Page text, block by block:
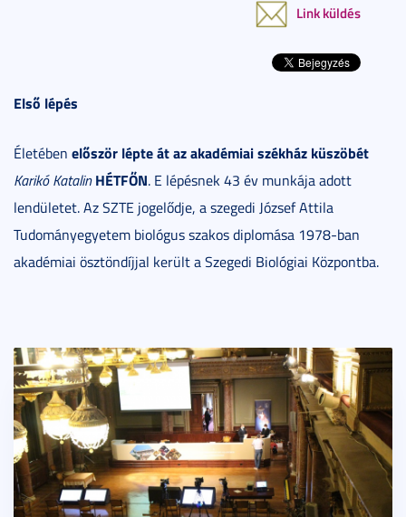
Link küldés
Első lépés
Életében először lépte át az akadémiai székház küszöbét
Karikó Katalin HÉTFŐN. E lépésnek 43 év munkája adott
lendületet. Az SZTE jogelődje, a szegedi József Attila
Tudományegyetem biológus szakos diplomása 1978-ban
akadémiai ösztöndíjjal került a Szegedi Biológiai Központba.